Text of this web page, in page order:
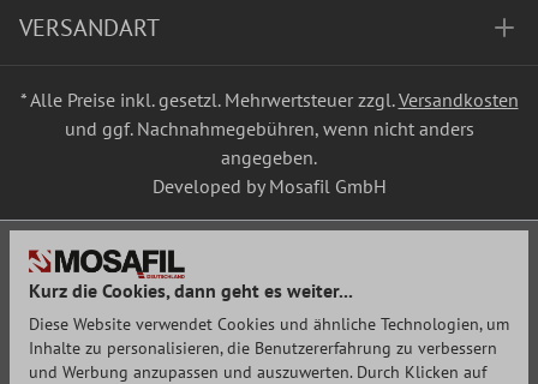
VERSANDART
* Alle Preise inkl. gesetzl. Mehrwertsteuer zzgl.Versandkosten
und ggf. Nachnahmegebühren, wenn nicht anders
angegeben.
Developed by Mosafil GmbH
Kurz die Cookies, dann geht es weiter...
Diese Website verwendet Cookies und ähnliche Technologien, um
Inhalte zu personalisieren, die Benutzererfahrung zu verbessern
und Werbung anzupassen und auszuwerten. Durch Klicken auf